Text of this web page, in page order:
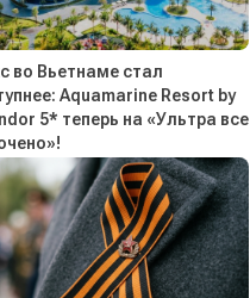
во Вьетнаме стал
Aquamarine Resort by
5* теперь на «Ультра все